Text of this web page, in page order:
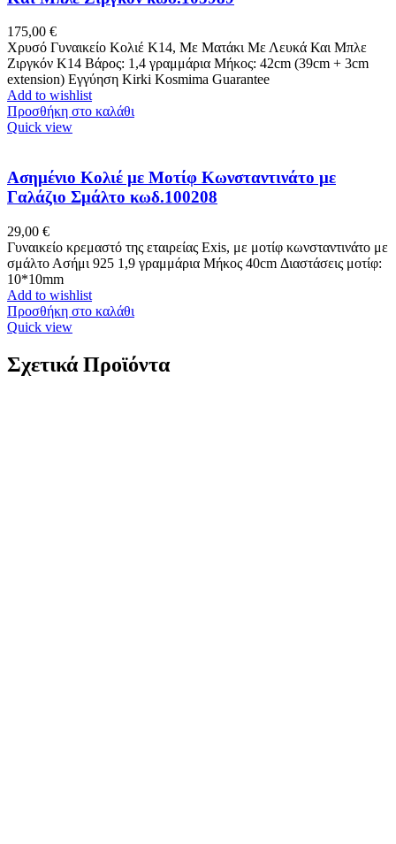
175,00 €
Χρυσό Γυναικείο Κολιέ Κ14, Με Ματάκι Με Λευκά Και Μπλε
Ζιργκόν Κ14 Βάρος: 1,4 γραμμάρια Μήκος: 42cm (39cm + 3cm
extension) Εγγύηση Kirki Kosmima Guarantee
Add to wishlist
Προσθήκη στο καλάθι
Quick view
Ασημένιο Κολιέ με Μοτίφ Κωνσταντινάτο με
Γαλάζιο Σμάλτο κωδ.100208
29,00 €
Γυναικείο κρεμαστό της εταιρείας Exis, με μοτίφ κωνσταντινάτο με
σμάλτο Ασήμι 925 1,9 γραμμάρια Μήκος 40cm Διαστάσεις μοτίφ:
10*10mm
Add to wishlist
Προσθήκη στο καλάθι
Quick view
Σχετικά Προϊόντα